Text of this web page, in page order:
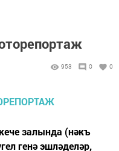
953 0 0
залында (нәкъ
генә эшләделәр,